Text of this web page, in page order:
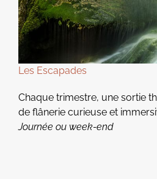
Les Escapades
Chaque trimestre, une sortie
de flânerie curieuse et
Journée ou week-end